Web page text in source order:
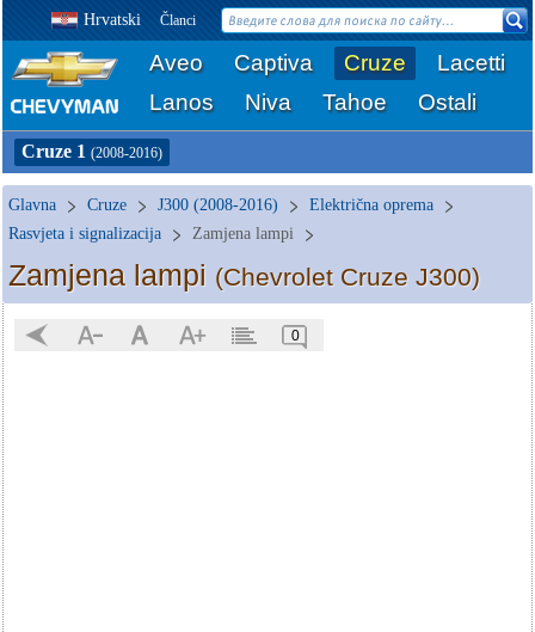
Hrvatski Članci
Aveo Captiva Cruze
Lacetti
Lanos
Niva Tahoe Ostali
Cruze 1 (2008-2016)
Glavna Cruze J300 (2008-2016)
Električna oprema
Rasvjeta i signalizacija
Zamjena lampi
Zamjena lampi (Chevrolet Cruze J300)
0